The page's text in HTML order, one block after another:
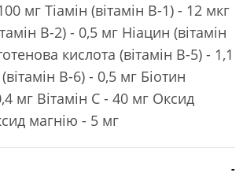
мг Тіамін (вітамін В-1) - 12 мкг
В-2) - 0,5 мг Ніацин (вітамін
кислота (вітамін В-5) - 1,1
В-6) - 0,5 мг Біотин
мг Вітамін С - 40 мг Оксид
магнію - 5 мг
-